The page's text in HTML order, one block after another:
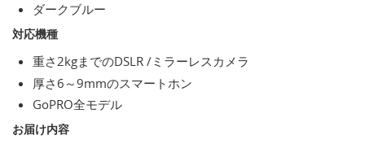
ダークブルー
対応機種
重さ2kgまでのDSLR /ミラーレスカメラ
厚さ6～9mmのスマートホン
GoPRO全モデル
お届け内容